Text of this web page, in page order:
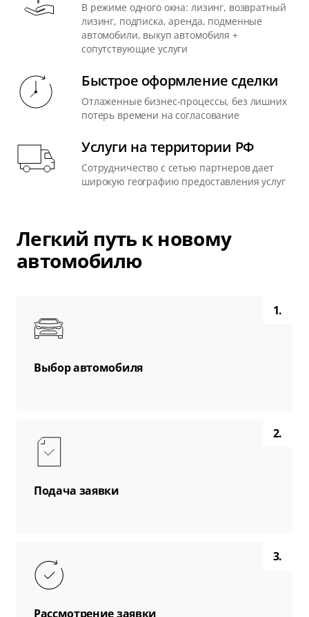
В режиме одного окна: лизинг, возвратный
лизинг, подписка, аренда, подменные
автомобили, выкуп автомобиля +
сопутствующие услуги
Быстрое оформление сделки
Отлаженные бизнес-процессы, без лишних
потерь времени на согласование
Услуги на территории РФ
Сотрудничество с сетью партнеров дает
широкую географию предоставления услуг
Легкий путь к новому
автомобилю
1.
Выбор автомобиля
2.
Подача заявки
3.
Рассмотрение заявки